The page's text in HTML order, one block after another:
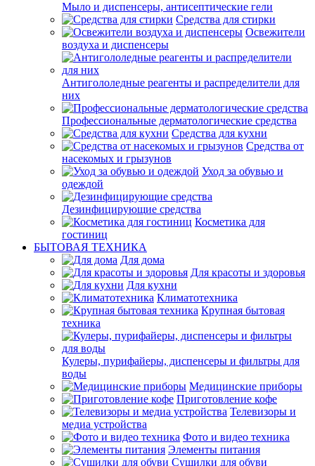
Мыло и диспенсеры, антисептические гели
Средства для стирки
Освежители
воздуха и диспенсеры
Антигололедные реагенты и распределители для
них
Профессиональные дерматологические средства
Средства для кухни
Средства от
насекомых и грызунов
Уход за обувью и
одеждой
Дезинфицирующие средства
Косметика для
гостиниц
БЫТОВАЯ ТЕХНИКА
Для дома
Для красоты и здоровья
Для кухни
Климатотехника
Крупная бытовая
техника
Кулеры, пурифайеры, диспенсеры и фильтры для
воды
Медицинские приборы
Приготовление кофе
Телевизоры и
медиа устройства
Фото и видео техника
Элементы питания
Сушилки для обуви